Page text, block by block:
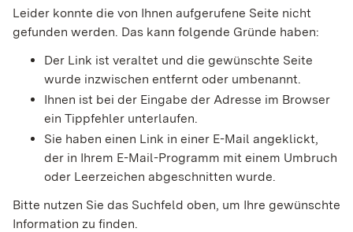
Leider konnte die von Ihnen aufgerufene Seite nicht
gefunden werden. Das kann folgende Gründe haben:
Der Link ist veraltet und die gewünschte Seite
wurde inzwischen entfernt oder umbenannt.
Ihnen ist bei der Eingabe der Adresse im Browser
ein Tippfehler unterlaufen.
Sie haben einen Link in einer E-Mail angeklickt,
der in Ihrem E-Mail-Programm mit einem Umbruch
oder Leerzeichen abgeschnitten wurde.
Bitte nutzen Sie das Suchfeld oben, um Ihre gewünschte
Information zu finden.